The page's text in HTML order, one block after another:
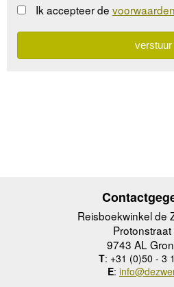
Ik accepteer de voorwaarden
Reisboekwinkel de
9743 AL
T: +31 (0)50 - 3
E: